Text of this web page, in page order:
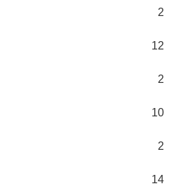
2
12
2
10
2
14